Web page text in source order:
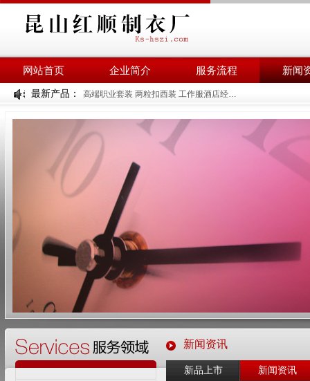
网站首页 企业简介 服务流程 新闻
最新产品： 高端职业套装 两粒扣西装 工作服酒店经理工装
新闻资讯
新品上市 新闻资讯